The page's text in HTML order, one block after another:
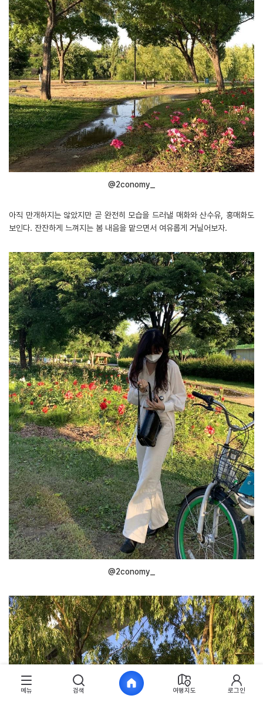
@2conomy_
아직 만개하지는 않았지만 곧 완전히 모습을 드러낼 매화와 산수유, 홍매화도
보인다. 잔잔하게 느껴지는 봄 내음을 맡으면서 여유롭게 거닐어보자.
@2conomy_
메뉴 검색 여행지도 로그인